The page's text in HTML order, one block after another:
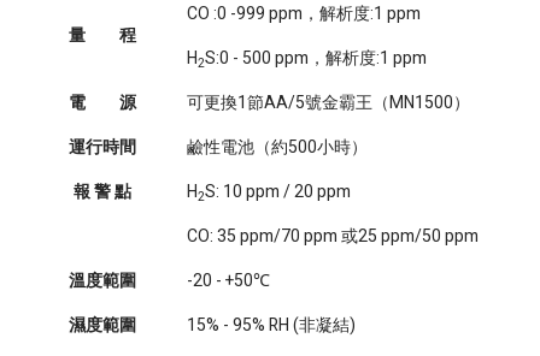
量 程
CO :0 -999 ppm，解析度:1 ppm
H2S:0 - 500 ppm，解析度:1 ppm
電 源
可更換1節AA/5號金霸王（MN1500）
運行時間
鹼性電池（約500小時）
報 警 點
H2S: 10 ppm / 20 ppm
CO: 35 ppm/70 ppm 或25 ppm/50 ppm
溫度範圍
-20 - +50℃
濕度範圍
15% - 95% RH (非凝結)